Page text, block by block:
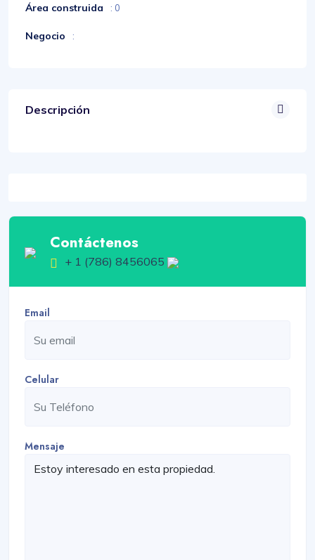
Área construida : 0
Negocio :
Descripción
Contáctenos
+ 1 (786) 8456065
Email
Celular
Mensaje